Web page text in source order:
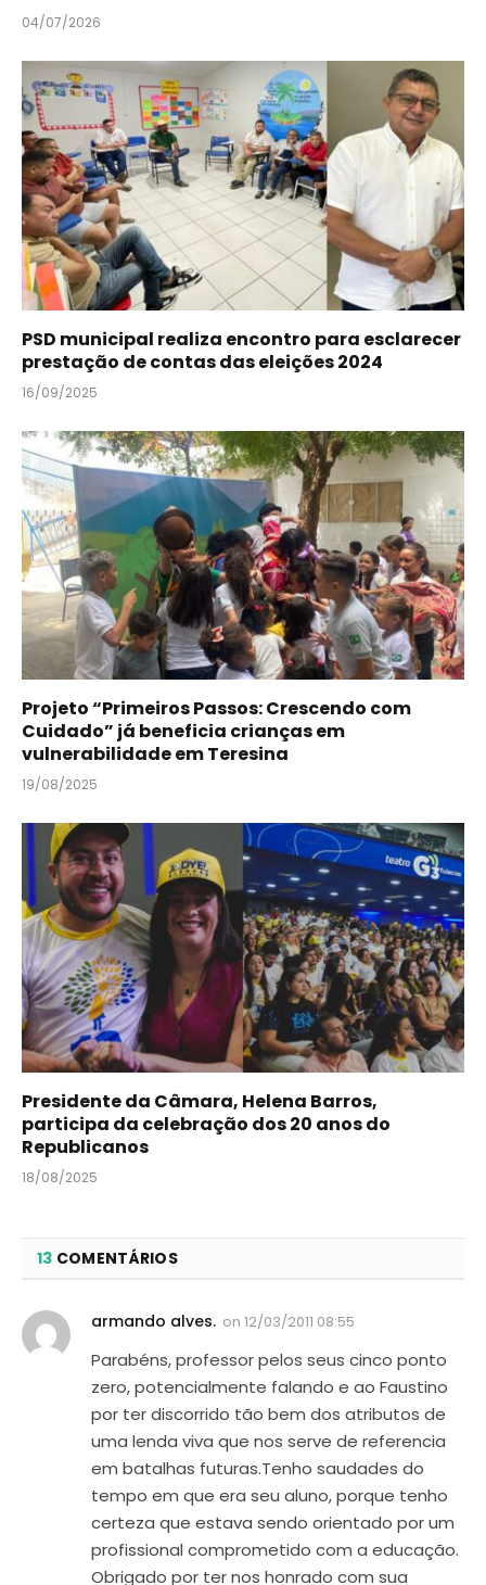
04/07/2026
PSD municipal realiza encontro para esclarecer
prestação de contas das eleições 2024
16/09/2025
Projeto “Primeiros Passos: Crescendo com
Cuidado” já beneficia crianças em
vulnerabilidade em Teresina
19/08/2025
Presidente da Câmara, Helena Barros,
participa da celebração dos 20 anos do
Republicanos
18/08/2025
13 COMENTÁRIOS
armando alves. on 12/03/2011 08:55
Parabéns, professor pelos seus cinco ponto
zero, potencialmente falando e ao Faustino
por ter discorrido tão bem dos atributos de
uma lenda viva que nos serve de referencia
em batalhas futuras.Tenho saudades do
tempo em que era seu aluno, porque tenho
certeza que estava sendo orientado por um
profissional comprometido com a educação.
Obrigado por ter nos honrado com sua